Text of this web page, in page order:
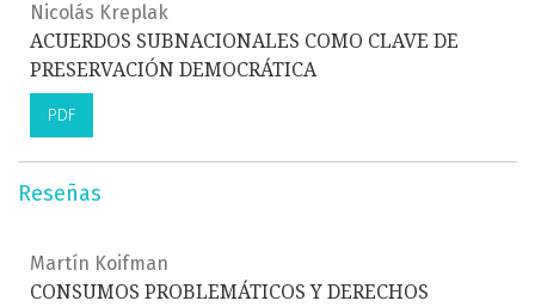
Nicolás Kreplak
ACUERDOS SUBNACIONALES COMO CLAVE DE
PRESERVACIÓN DEMOCRÁTICA
PDF
Reseñas
Martín Koifman
CONSUMOS PROBLEMÁTICOS Y DERECHOS